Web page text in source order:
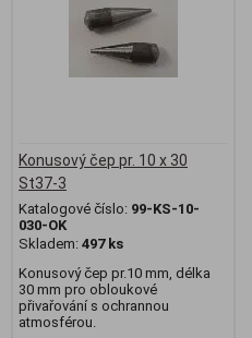
Konusový čep pr. 10 x 30
St37-3
Katalogové číslo: 99-KS-10-
030-OK
Skladem: 497 ks
Konusový čep pr.10 mm, délka
30 mm pro obloukové
přivařování s ochrannou
atmosférou.